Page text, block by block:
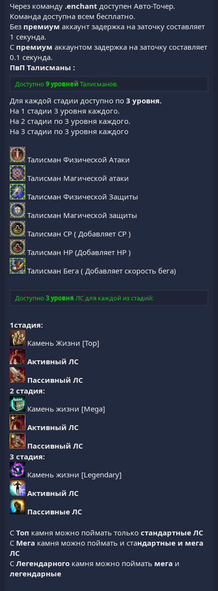
Через команду .enchant доступен Авто-Точер.
Команда доступна всем бесплатно.
Без премиум аккаунт задержка на заточку составляет
1 секунда.
С премиум аккаунтом задержка на заточку составляет
0.1 секунда.
ПвП Талисманы :
Доступно 9 уровнейТалисманов.
Для каждой стадии доступно по 3 уровня.
На 1 стадии 3 уровня каждого.
На 2 стадии по 3 уровня каждого.
На 3 стадии по 3 уровня каждого
Талисман Физической Атаки
Талисман Магической атаки
Талисман Физической Защиты
Талисман Магической защиты
Талисман CP ( Добавляет CP )
Талисман HP (Добавляет HP )
Талисман Бега ( Добавляет скорость бега)
Доступно 3 уровня ЛС для каждой из стадий:
1стадия:
Камень Жизни [Top]
Активный ЛС
Пассивный ЛС
2 стадия:
Камень жизни [Mega]
Активный ЛС
Пассивный ЛС
3 стадия:
Камень жизни [Legendary]
Активный ЛС
Пассивные ЛС
С Топ камня можно поймать только стандартные ЛС
С Мега камня можно поймать и стандартные и мега
ЛС
С Легендарного камня можно поймать мега и
легендарные